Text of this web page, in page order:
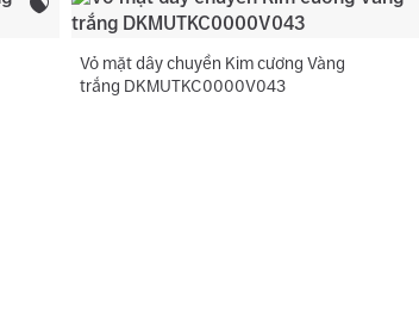
Hình dạng đá phụ:
Vỏ mặt dây chuyền Kim cương Vàng
trắng DKMUTKC0000V043